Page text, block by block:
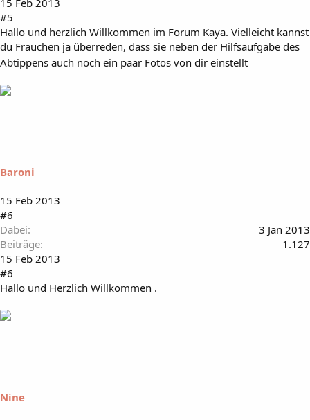
15 Feb 2013
#5
Hallo und herzlich Willkommen im Forum Kaya. Vielleicht kannst
du Frauchen ja überreden, dass sie neben der Hilfsaufgabe des
Abtippens auch noch ein paar Fotos von dir einstellt
Baroni
15 Feb 2013
#6
Dabei
3 Jan 2013
Beiträge
1.127
15 Feb 2013
#6
Hallo und Herzlich Willkommen .
Nine